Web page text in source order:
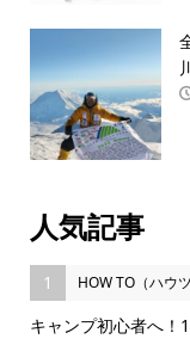
人気記事
1 HOW TO（ハウツ
キャンプ初心者へ！